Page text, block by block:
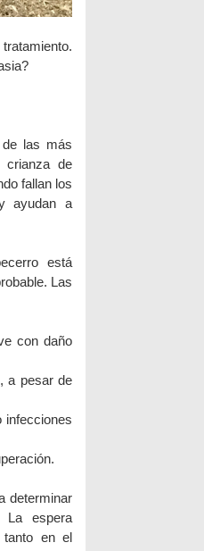
las más
crianza de
fallan los
ayudan a
está
Las
con daño
a pesar de
infecciones
determinar
La espera
tanto en el